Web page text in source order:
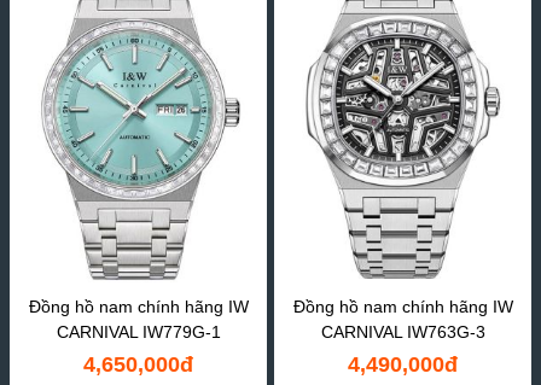
Đồng hồ nam chính hãng IW
CARNIVAL IW779G-1
4,650,000đ
Đồng hồ nam chính hãng IW
CARNIVAL IW763G-3
4,490,000đ